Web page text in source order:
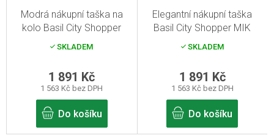
Modrá nákupní taška na
kolo Basil City Shopper
MIK Studs 14-16l
SKLADEM
1 563 Kč bez DPH
1 891 Kč
Do košíku
Elegantní nákupní taška
Basil City Shopper MIK
Studs hnědá 14-16l
SKLADEM
1 563 Kč bez DPH
1 891 Kč
Do košíku